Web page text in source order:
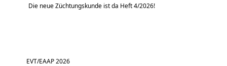
Die neue Züchtungskunde ist da Heft 4/2026!
EVT/EAAP 2026